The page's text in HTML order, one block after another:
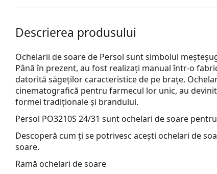
Descrierea produsului
Ochelarii de soare de Persol sunt simbolul
Până în prezent, au fost realizați manual într-o
datorită săgeților caracteristice de pe brațe.
cinematografică pentru farmecul lor unic, au
formei tradiționale și brandului.
Persol PO3210S 24/31 sunt ochelari de soare
Descoperă cum ți se potrivesc acești ochelari de
soare.
Ramă ochelari de soare